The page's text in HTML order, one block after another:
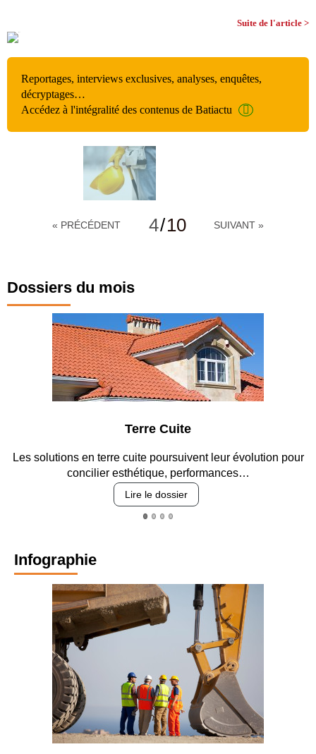
Suite de l'article >
Reportages, interviews exclusives, analyses, enquêtes,
décryptages…
Accédez à l'intégralité des contenus de Batiactu
« PRÉCÉDENT 4/10 SUIVANT »
Dossiers du mois
Entre circulation, sécurisation des accès, durabilité des
revêtements et intégration…
Lire le dossier
Infographie